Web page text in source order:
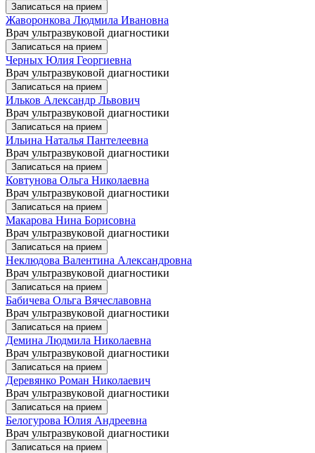
Записаться на прием
Жаворонкова Людмила Ивановна
Врач ультразвуковой диагностики
Записаться на прием
Черных Юлия Георгиевна
Врач ультразвуковой диагностики
Записаться на прием
Ильков Александр Львович
Врач ультразвуковой диагностики
Записаться на прием
Ильина Наталья Пантелеевна
Врач ультразвуковой диагностики
Записаться на прием
Ковтунова Ольга Николаевна
Врач ультразвуковой диагностики
Записаться на прием
Макарова Нина Борисовна
Врач ультразвуковой диагностики
Записаться на прием
Неклюдова Валентина Александровна
Врач ультразвуковой диагностики
Записаться на прием
Бабичева Ольга Вячеславовна
Врач ультразвуковой диагностики
Записаться на прием
Демина Людмила Николаевна
Врач ультразвуковой диагностики
Записаться на прием
Деревянко Роман Николаевич
Врач ультразвуковой диагностики
Записаться на прием
Белогурова Юлия Андреевна
Врач ультразвуковой диагностики
Записаться на прием